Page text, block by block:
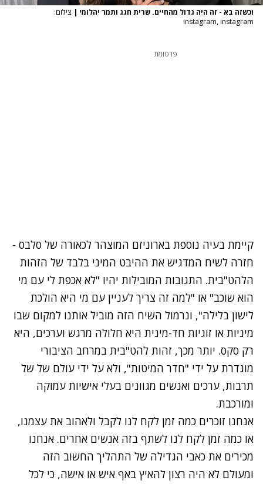
וכשזה בא - זה היה גדול מהחיים. שרית חגג ותמר יהלומי | צילום:
instagram, instagram
פרסומת
קיימת בעיה נוספת בארוניזם המוצהר לכאורה של סלבס -
חזרה לשיח המדגיש את ההיבט המיני בלבד של הזהות
הלהט"בית. התגובות המובילות יהיו "לא אכפת לי עם מי
הוא שוכב" או "למה זה צריך לעניין עם מי היא הולכת
לישון בלילה", ונרמול השיח הזה מוביל אותנו למקום שבו
מיניות או זוגיות חד-מינית היא חלולה מרגש וערכים, היא
רק סקס. יותר מכך, זהות להט"בית במרחב הציבורי
מוגדרת על ידי "חדר המיטות", ולא על ידי עולם של של
תרבות, ערכים ואנשים מגוונים בעלי אישיות עמוקה
ומורכבת.
אנחנו זוכרים כמה זמן לקח לנו לקבל ולאהוב את עצמנו,
או כמה זמן לקח לנו לשתף בזה אנשים אחרים. אנחנו
מכירים את כאבי הגדילה של התהליך החשוב הזה
ומעולם לא היה רצון להאיץ באף איש או אישה, כי לכל